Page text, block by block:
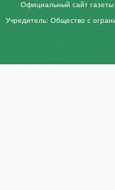
Официальный сайт газеты
Учредитель: Общество с